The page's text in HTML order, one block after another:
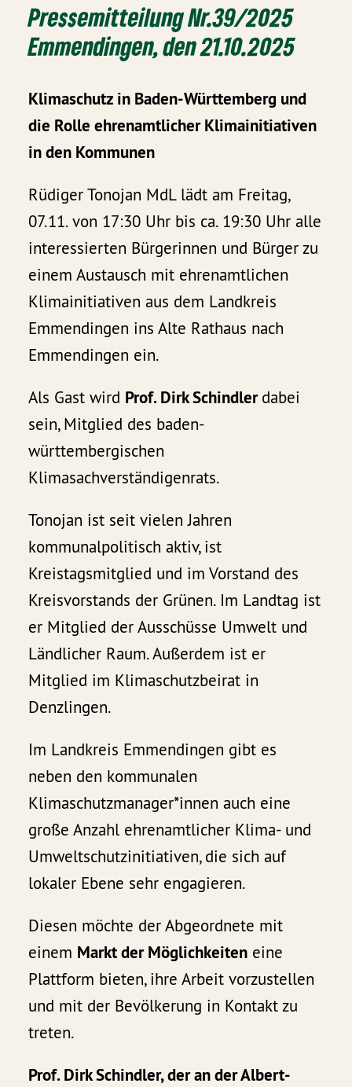
Pressemitteilung Nr.39/2025
Emmendingen, den 21.10.2025
Klimaschutz in Baden-Württemberg und
die Rolle ehrenamtlicher Klimainitiativen
in den Kommunen
Rüdiger Tonojan MdL lädt am Freitag,
07.11. von 17:30 Uhr bis ca. 19:30 Uhr alle
interessierten Bürgerinnen und Bürger zu
einem Austausch mit ehrenamtlichen
Klimainitiativen aus dem Landkreis
Emmendingen ins Alte Rathaus nach
Emmendingen ein.
Als Gast wird Prof. Dirk Schindlerdabei
sein, Mitglied des baden-
württembergischen
Klimasachverständigenrats.
Tonojan ist seit vielen Jahren
kommunalpolitisch aktiv, ist
Kreistagsmitglied und im Vorstand des
Kreisvorstands der Grünen. Im Landtag ist
er Mitglied der Ausschüsse Umwelt und
Ländlicher Raum. Außerdem ist er
Mitglied im Klimaschutzbeirat in
Denzlingen.
Im Landkreis Emmendingen gibt es
neben den kommunalen
Klimaschutzmanager*innen auch eine
große Anzahl ehrenamtlicher Klima- und
Umweltschutzinitiativen, die sich auf
lokaler Ebene sehr engagieren.
Diesen möchte der Abgeordnete mit
einem Markt der Möglichkeiten eine
Plattform bieten, ihre Arbeit vorzustellen
und mit der Bevölkerung in Kontakt zu
treten.
Prof. Dirk Schindler, der an der Albert-